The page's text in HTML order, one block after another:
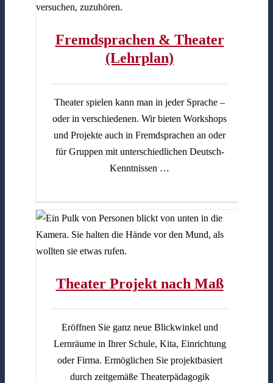
Fremdsprachen & Theater
(Lehrplan)
Theater spielen kann man in jeder Sprache –
oder in verschiedenen. Wir bieten Workshops
und Projekte auch in Fremdsprachen an oder
für Gruppen mit unterschiedlichen Deutsch-
Kenntnissen …
Theater Projekt nach Maß
Eröffnen Sie ganz neue Blickwinkel und
Lernräume in Ihrer Schule, Kita, Einrichtung
oder Firma. Ermöglichen Sie projektbasiert
durch zeitgemäße Theaterpädagogik